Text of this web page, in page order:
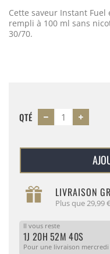
Cette saveur Instant
rempli à 100 ml sans
30/70.
QTÉ
LIVRAISON
Plus que 29,99
Il vous reste
1J 20H 52M 40S
Pour une livraison mercredi